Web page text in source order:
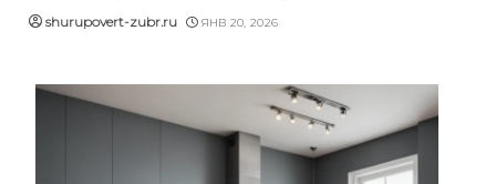
shurupovert-zubr.ru ЯНВ 20, 2026